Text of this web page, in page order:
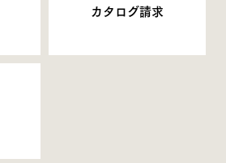
カタログ請求